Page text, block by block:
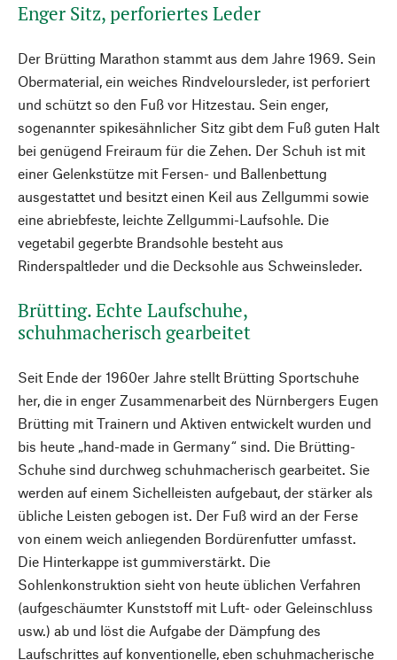
Enger Sitz, perforiertes Leder
Der Brütting Marathon stammt aus dem Jahre 1969. Sein
Obermaterial, ein weiches Rindveloursleder, ist perforiert
und schützt so den Fuß vor Hitzestau. Sein enger,
sogenannter spikesähnlicher Sitz gibt dem Fuß guten Halt
bei genügend Freiraum für die Zehen. Der Schuh ist mit
einer Gelenkstütze mit Fersen- und Ballenbettung
ausgestattet und besitzt einen Keil aus Zellgummi sowie
eine abriebfeste, leichte Zellgummi-Laufsohle. Die
vegetabil gegerbte Brandsohle besteht aus
Rinderspaltleder und die Decksohle aus Schweinsleder.
Brütting. Echte Laufschuhe,
schuhmacherisch gearbeitet
Seit Ende der 1960er Jahre stellt Brütting Sportschuhe
her, die in enger Zusammenarbeit des Nürnbergers Eugen
Brütting mit Trainern und Aktiven entwickelt wurden und
bis heute „hand-made in Germany“ sind. Die Brütting-
Schuhe sind durchweg schuhmacherisch gearbeitet. Sie
werden auf einem Sichelleisten aufgebaut, der stärker als
übliche Leisten gebogen ist. Der Fuß wird an der Ferse
von einem weich anliegenden Bordürenfutter umfasst.
Die Hinterkappe ist gummiverstärkt. Die
Sohlenkonstruktion sieht von heute üblichen Verfahren
(aufgeschäumter Kunststoff mit Luft- oder Geleinschluss
usw.) ab und löst die Aufgabe der Dämpfung des
Laufschrittes auf konventionelle, eben schuhmacherische